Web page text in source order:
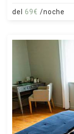
del 69€ /noche